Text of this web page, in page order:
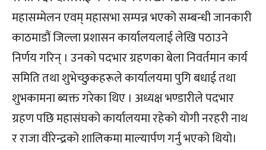
महासम्मेलन एवम् महासभा सम्पन्न भएको सम्बन्धी जानकारी
काठमाडौं जिल्ला प्रशासन कार्यालयलाई लेखि पठाउने
निर्णय गरिन् । उनको पदभार ग्रहणका बेला निवर्तमान कार्य
समिति तथा शुभेच्छुकहरूले कार्यालयमा पुगि बधाई तथा
शुभकामना ब्यक्त गरेका थिए । अध्यक्ष भण्डारीले पदभार
ग्रहण पछि महासंघको कार्यालयमा रहेको योगी नरहरी नाथ
र राजा वीरेन्द्रको शालिकमा माल्यार्पण गर्नु भएको थियो।